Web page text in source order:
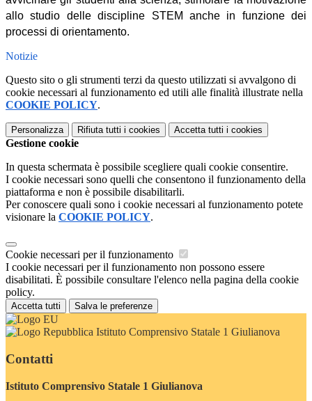
allo studio delle discipline STEM anche in funzione dei
processi di orientamento.
Notizie
Questo sito o gli strumenti terzi da questo utilizzati si avvalgono di
cookie necessari al funzionamento ed utili alle finalità illustrate nella
COOKIE POLICY.
Personalizza Rifiuta tutti i cookies Accetta tutti i cookies
Gestione cookie
In questa schermata è possibile scegliere quali cookie consentire.
I cookie necessari sono quelli che consentono il funzionamento della
piattaforma e non è possibile disabilitarli.
Per conoscere quali sono i cookie necessari al funzionamento potete
visionare la COOKIE POLICY.
Cookie necessari per il funzionamento
I cookie necessari per il funzionamento non possono essere
disabilitati. È possibile consultare l'elenco nella pagina della cookie
policy.
Accetta tutti Salva le preferenze
Istituto Comprensivo Statale 1 Giulianova
Contatti
Istituto Comprensivo Statale 1 Giulianova